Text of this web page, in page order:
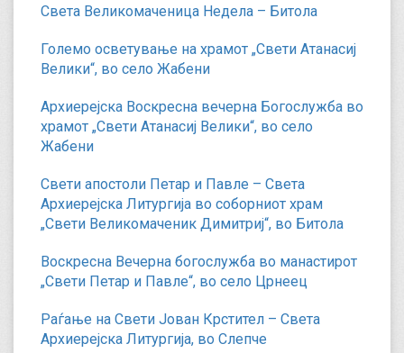
Света Великомаченица Недела – Битола
Големо осветување на храмот „Свети Атанасиј
Велики“, во село Жабени
Архиерејска Воскресна вечерна Богослужба во
храмот „Свети Атанасиј Велики“, во село
Жабени
Свети апостоли Петар и Павле – Света
Архиерејска Литургија во соборниот храм
„Свети Великомаченик Димитриј“, во Битола
Воскресна Вечерна богослужба во манастирот
„Свети Петар и Павле“, во село Црнеец
Раѓање на Свети Јован Крстител – Света
Архиерејска Литургија, во Слепче